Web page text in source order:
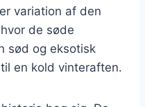
variation af den
de søde
sød og eksotisk
en kold vinteraften.